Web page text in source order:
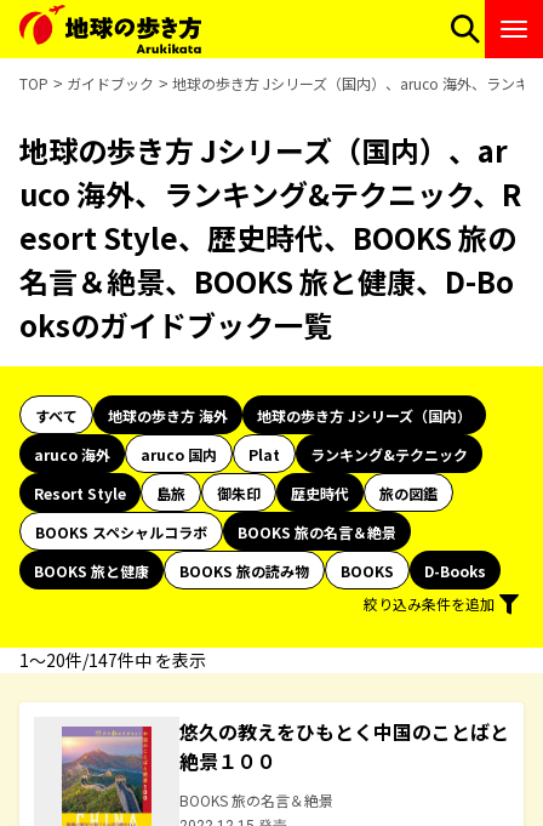
TOP ガイドブック 地球の歩き方 Jシリーズ（国内）、aruco 海外、ランキ
地球の歩き方 Jシリーズ（国内）、ar
uco 海外、ランキング&テクニック、R
esort Style、歴史時代、BOOKS 旅の
名言＆絶景、BOOKS 旅と健康、D-Bo
oksのガイドブック一覧
すべて 地球の歩き方 海外
地球の歩き方 Jシリーズ（国内）
aruco 海外
aruco 国内 Plat
ランキング&テクニック
Resort Style
島旅 御朱印 歴史時代
旅の図鑑
BOOKS スペシャルコラボ
BOOKS 旅の名言＆絶景
BOOKS 旅と健康
BOOKS 旅の読み物 BOOKS
D-Books
絞り込み条件を追加
1〜20件/147件中 を表示
悠久の教えをひもとく中国のことばと
絶景１００
BOOKS 旅の名言＆絶景